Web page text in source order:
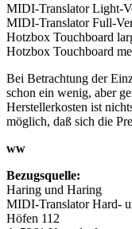
MIDI-Translator Light-
MIDI-Translator Full-
Hotzbox Touchboard
Hotzbox Touchboard
Bei Betrachtung der
schon ein wenig, aber
Herstellerkosten ist
möglich, daß sich die
ww
Bezugsquelle:
Haring und Haring
MIDI-Translator Hard-
Höfen 112